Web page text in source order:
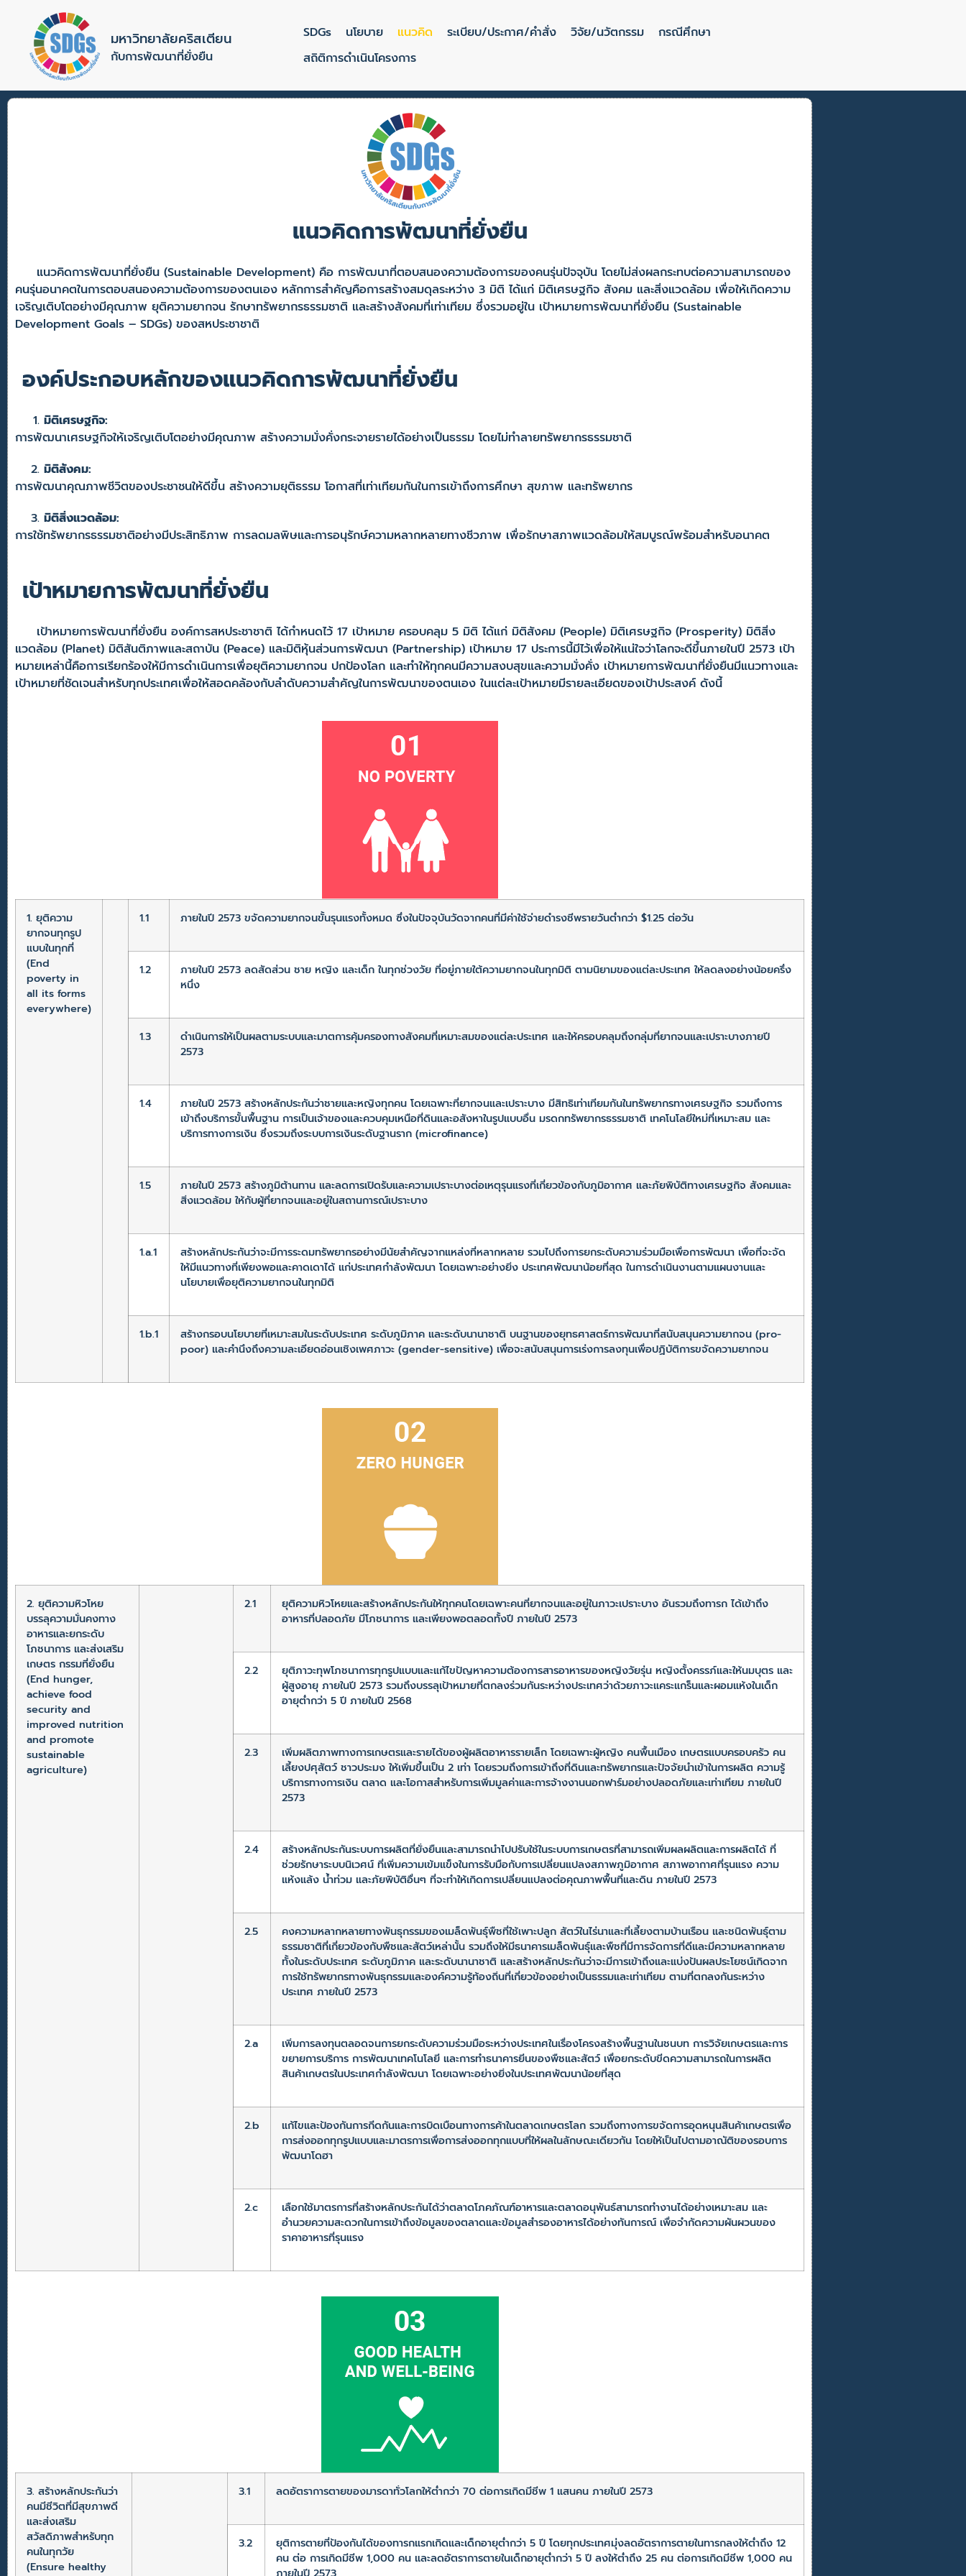
มหาวิทยาลัยคริสเตียน
กับการพัฒนาที่ยั่งยืน
SDGs นโยบาย แนวคิด ระเบียบ/ประกาศ/คำสั่ง วิจัย/นวัตกรรม
กรณีศึกษา
สถิติการดำเนินโครงการ
แนวคิดการพัฒนาที่ยั่งยืน
แนวคิดการพัฒนาที่ยั่งยืน (Sustainable Development) คือ การพัฒนาที่ตอบสนองความต้องการของคนรุ่นปัจจุบัน โดยไม่ส่งผลกระทบต่อความสามารถของ
คนรุ่นอนาคตในการตอบสนองความต้องการของตนเอง หลักการสำคัญคือการสร้างสมดุลระหว่าง 3 มิติ ได้แก่ มิติเศรษฐกิจ สังคม และสิ่งแวดล้อม เพื่อให้เกิดความ
เจริญเติบโตอย่างมีคุณภาพ ยุติความยากจน รักษาทรัพยากรธรรมชาติ และสร้างสังคมที่เท่าเทียม ซึ่งรวมอยู่ใน เป้าหมายการพัฒนาที่ยั่งยืน (Sustainable
Development Goals – SDGs) ของสหประชาชาติ
องค์ประกอบหลักของแนวคิดการพัฒนาที่ยั่งยืน
มิติเศรษฐกิจ:
การพัฒนาเศรษฐกิจให้เจริญเติบโตอย่างมีคุณภาพ สร้างความมั่งคั่งกระจายรายได้อย่างเป็นธรรม โดยไม่ทำลายทรัพยากรธรรมชาติ
มิติสังคม:
การพัฒนาคุณภาพชีวิตของประชาชนให้ดีขึ้น สร้างความยุติธรรม โอกาสที่เท่าเทียมกันในการเข้าถึงการศึกษา สุขภาพ และทรัพยากร
มิติสิ่งแวดล้อม:
การใช้ทรัพยากรธรรมชาติอย่างมีประสิทธิภาพ การลดมลพิษและการอนุรักษ์ความหลากหลายทางชีวภาพ เพื่อรักษาสภาพแวดล้อมให้สมบูรณ์พร้อมสำหรับอนาคต
เป้าหมายการพัฒนาที่ยั่งยืน
เป้าหมายการพัฒนาที่ยั่งยืน องค์การสหประชาชาติ ได้กำหนดไว้ 17 เป้าหมาย ครอบคลุม 5 มิติ ได้แก่ มิติสังคม (People) มิติเศรษฐกิจ (Prosperity) มิติสิ่ง
แวดล้อม (Planet) มิติสันติภาพและสถาบัน (Peace) และมิติหุ้นส่วนการพัฒนา (Partnership) เป้าหมาย 17 ประการนี้มีไว้เพื่อให้แน่ใจว่าโลกจะดีขึ้นภายในปี 2573 เป้า
หมายเหล่านี้คือการเรียกร้องให้มีการดำเนินการเพื่อยุติความยากจน ปกป้องโลก และทำให้ทุกคนมีความสงบสุขและความมั่งคั่ง เป้าหมายการพัฒนาที่ยั่งยืนมีแนวทางและ
เป้าหมายที่ชัดเจนสำหรับทุกประเทศเพื่อให้สอดคล้องกับลำดับความสำคัญในการพัฒนาของตนเอง ในแต่ละเป้าหมายมีรายละเอียดของเป้าประสงค์ ดังนี้
1. ยุติความ
ยากจนทุกรูป
แบบในทุกที่
(End
poverty in
all its forms
everywhere)
1.1 ภายในปี 2573 ขจัดความยากจนขั้นรุนแรงทั้งหมด ซึ่งในปัจจุบันวัดจากคนที่มีค่าใช้จ่ายดำรงชีพรายวันต่ำกว่า $1.25 ต่อวัน
1.2
ภายในปี 2573 ลดสัดส่วน ชาย หญิง และเด็ก ในทุกช่วงวัย ที่อยู่ภายใต้ความยากจนในทุกมิติ ตามนิยามของแต่ละประเทศ ให้ลดลงอย่างน้อยครึ่ง
หนึ่ง
1.3
ดำเนินการให้เป็นผลตามระบบและมาตการคุ้มครองทางสังคมที่เหมาะสมของแต่ละประเทศ และให้ครอบคลุมถึงกลุ่มที่ยากจนและเปราะบางภายปี
2573
1.4
ภายในปี 2573 สร้างหลักประกันว่าชายและหญิงทุกคน โดยเฉพาะที่ยากจนและเปราะบาง มีสิทธิเท่าเทียมกันในทรัพยากรทางเศรษฐกิจ รวมถึงการ
เข้าถึงบริการขั้นพื้นฐาน การเป็นเจ้าของและควบคุมเหนือที่ดินและอสังหาในรูปแบบอื่น มรดกทรัพยากรธรรมชาติ เทคโนโลยีใหม่ที่เหมาะสม และ
บริการทางการเงิน ซึ่งรวมถึงระบบการเงินระดับฐานราก (microfinance)
1.5
ภายในปี 2573 สร้างภูมิต้านทาน และลดการเปิดรับและความเปราะบางต่อเหตุรุนแรงที่เกี่ยวข้องกับภูมิอากาศ และภัยพิบัติทางเศรษฐกิจ สังคมและ
สิ่งแวดล้อม ให้กับผู้ที่ยากจนและอยู่ในสถานการณ์เปราะบาง
1.a.1
สร้างหลักประกันว่าจะมีการระดมทรัพยากรอย่างมีนัยสำคัญจากแหล่งที่หลากหลาย รวมไปถึงการยกระดับความร่วมมือเพื่อการพัฒนา เพื่อที่จะจัด
ให้มีแนวทางที่เพียงพอและคาดเดาได้ แก่ประเทศกำลังพัฒนา โดยเฉพาะอย่างยิ่ง ประเทศพัฒนาน้อยที่สุด ในการดำเนินงานตามแผนงานและ
นโยบายเพื่อยุติความยากจนในทุกมิติ
1.b.1
สร้างกรอบนโยบายที่เหมาะสมในระดับประเทศ ระดับภูมิภาค และระดับนานาชาติ บนฐานของยุทธศาสตร์การพัฒนาที่สนับสนุนความยากจน (pro-
poor) และคำนึงถึงความละเอียดอ่อนเชิงเพศภาวะ (gender-sensitive) เพื่อจะสนับสนุนการเร่งการลงทุนเพื่อปฏิบัติการขจัดความยากจน
2. ยุติความหิวโหย
บรรลุความมั่นคงทาง
อาหารและยกระดับ
โภชนาการ และส่งเสริม
เกษตร กรรมที่ยั่งยืน
(End hunger,
achieve food
security and
improved nutrition
and promote
sustainable
agriculture)
2.1
ยุติความหิวโหยและสร้างหลักประกันให้ทุกคนโดยเฉพาะคนที่ยากจนและอยู่ในภาวะเปราะบาง อันรวมถึงทารก ได้เข้าถึง
อาหารที่ปลอดภัย มีโภชนาการ และเพียงพอตลอดทั้งปี ภายในปี 2573
2.2
ยุติภาวะทุพโภชนาการทุกรูปแบบและแก้ไขปัญหาความต้องการสารอาหารของหญิงวัยรุ่น หญิงตั้งครรภ์และให้นมบุตร และ
ผู้สูงอายุ ภายในปี 2573 รวมถึงบรรลุเป้าหมายที่ตกลงร่วมกันระหว่างประเทศว่าด้วยภาวะแคระแกร็นและผอมแห้งในเด็ก
อายุต่ำกว่า 5 ปี ภายในปี 2568
2.3
เพิ่มผลิตภาพทางการเกษตรและรายได้ของผู้ผลิตอาหารรายเล็ก โดยเฉพาะผู้หญิง คนพื้นเมือง เกษตรแบบครอบครัว คน
เลี้ยงปศุสัตว์ ชาวประมง ให้เพิ่มขึ้นเป็น 2 เท่า โดยรวมถึงการเข้าถึงที่ดินและทรัพยากรและปัจจัยนำเข้าในการผลิต ความรู้
บริการทางการเงิน ตลาด และโอกาสสำหรับการเพิ่มมูลค่าและการจ้างงานนอกฟาร์มอย่างปลอดภัยและเท่าเทียม ภายในปี
2573
2.4
สร้างหลักประกันระบบการผลิตที่ยั่งยืนและสามารถนำไปปรับใช้ในระบบการเกษตรที่สามารถเพิ่มผลผลิตและการผลิตได้ ที่
ช่วยรักษาระบบนิเวศน์ ที่เพิ่มความเข้มแข็งในการรับมือกับการเปลี่ยนแปลงสภาพภูมิอากาศ สภาพอากาศที่รุนแรง ความ
แห้งแล้ง น้ำท่วม และภัยพิบัติอื่นๆ ที่จะทำให้เกิดการเปลี่ยนแปลงต่อคุณภาพพื้นที่และดิน ภายในปี 2573
2.5
คงความหลากหลายทางพันธุกรรมของเมล็ดพันธุ์พืชที่ใช้เพาะปลูก สัตว์ในไร่นาและที่เลี้ยงตามบ้านเรือน และชนิดพันธุ์ตาม
ธรรมชาติที่เกี่ยวข้องกับพืชและสัตว์เหล่านั้น รวมถึงให้มีธนาคารเมล็ดพันธุ์และพืชที่มีการจัดการที่ดีและมีความหลากหลาย
ทั้งในระดับประเทศ ระดับภูมิภาค และระดับนานาชาติ และสร้างหลักประกันว่าจะมีการเข้าถึงและแบ่งปันผลประโยชน์เกิดจาก
การใช้ทรัพยากรทางพันธุกรรมและองค์ความรู้ท้องถิ่นที่เกี่ยวข้องอย่างเป็นธรรมและเท่าเทียม ตามที่ตกลงกันระหว่าง
ประเทศ ภายในปี 2573
2.a
เพิ่มการลงทุนตลอดจนการยกระดับความร่วมมือระหว่างประเทศในเรื่องโครงสร้างพื้นฐานในชนบท การวิจัยเกษตรและการ
ขยายการบริการ การพัฒนาเทคโนโลยี และการทำธนาคารยีนของพืชและสัตว์ เพื่อยกระดับขีดความสามารถในการผลิต
สินค้าเกษตรในประเทศกำลังพัฒนา โดยเฉพาะอย่างยิ่งในประเทศพัฒนาน้อยที่สุด
2.b
แก้ไขและป้องกันการกีดกันและการบิดเบือนทางการค้าในตลาดเกษตรโลก รวมถึงทางการขจัดการอุดหนุนสินค้าเกษตรเพื่อ
การส่งออกทุกรูปแบบและมาตรการเพื่อการส่งออกทุกแบบที่ให้ผลในลักษณะเดียวกัน โดยให้เป็นไปตามอาณัติของรอบการ
พัฒนาโดฮา
2.c
เลือกใช้มาตรการที่สร้างหลักประกันได้ว่าตลาดโภคภัณฑ์อาหารและตลาดอนุพันธ์สามารถทำงานได้อย่างเหมาะสม และ
อำนวยความสะดวกในการเข้าถึงข้อมูลของตลาดและข้อมูลสำรองอาหารได้อย่างทันการณ์ เพื่อจำกัดความผันผวนของ
ราคาอาหารที่รุนแรง
3. สร้างหลักประกันว่า
คนมีชีวิตที่มีสุขภาพดี
และส่งเสริม
สวัสดิภาพสำหรับทุก
คนในทุกวัย
(Ensure healthy
3.1 ลดอัตราการตายของมารดาทั่วโลกให้ต่ำกว่า 70 ต่อการเกิดมีชีพ 1 แสนคน ภายในปี 2573
3.2
ยุติการตายที่ป้องกันได้ของทารกแรกเกิดและเด็กอายุต่ำกว่า 5 ปี โดยทุกประเทศมุ่งลดอัตราการตายในทารกลงให้ต่ำถึง 12
คน ต่อ การเกิดมีชีพ 1,000 คน และลดอัตราการตายในเด็กอายุต่ำกว่า 5 ปี ลงให้ต่ำถึง 25 คน ต่อการเกิดมีชีพ 1,000 คน